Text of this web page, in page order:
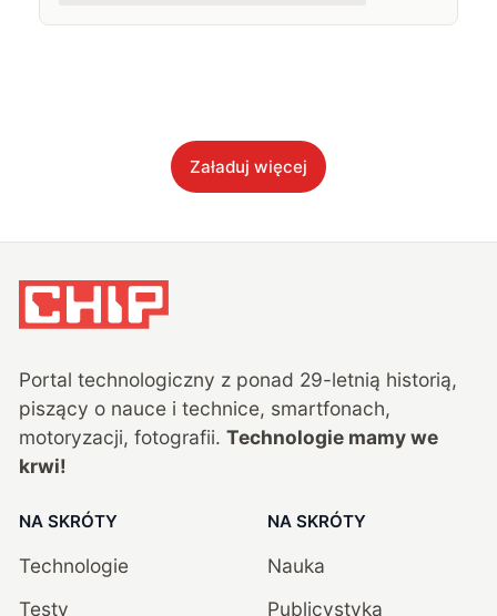
Załaduj więcej
Portal technologiczny z ponad 29-letnią historią,
piszący o nauce i technice, smartfonach,
motoryzacji, fotografii. Technologie mamy we
krwi!
NA SKRÓTY
Technologie
Testy
NA SKRÓTY
Nauka
Publicystyka